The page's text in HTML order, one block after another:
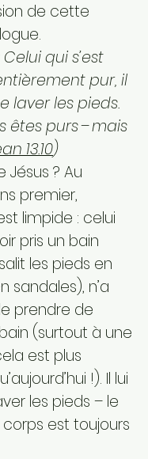
de cette
qui s’est
pur, il
laver les pieds.
êtes purs – mais
13.10)
Jésus ? Au
premier,
limpide : celui
pris un bain
les pieds en
sandales), n’a
prendre de
(surtout à une
est plus
!). Il lui
les pieds – le
est toujours